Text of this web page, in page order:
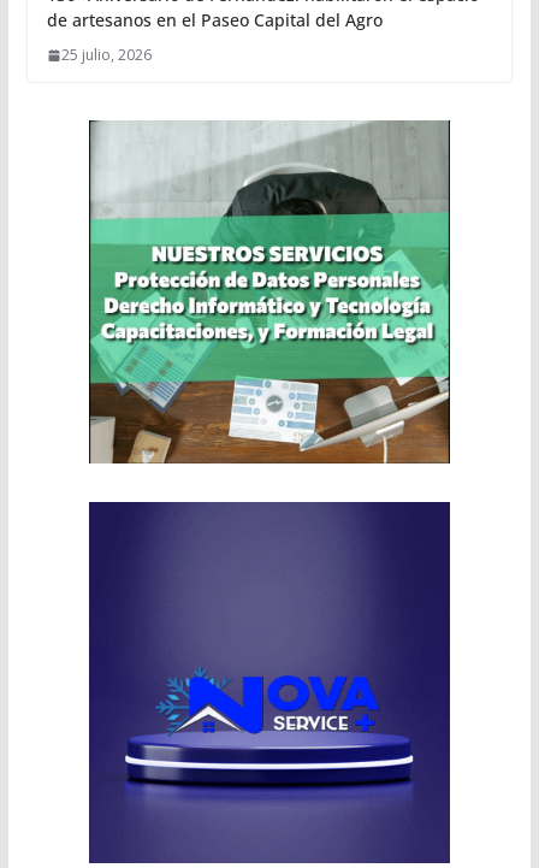
de artesanos en el Paseo Capital del Agro
25 julio, 2026